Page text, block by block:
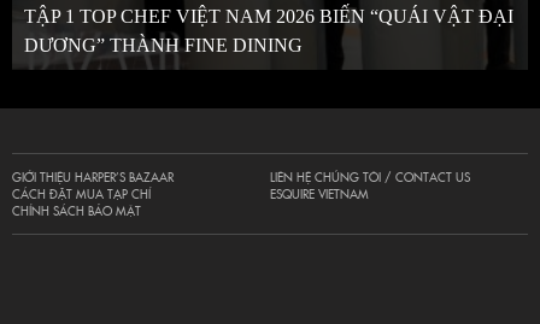
TẬP 1 TOP CHEF VIỆT NAM 2026 BIẾN “QUÁI VẬT ĐẠI
DƯƠNG” THÀNH FINE DINING
GIỚI THIỆU HARPER’S BAZAAR
CÁCH ĐẶT MUA TẠP CHÍ
CHÍNH SÁCH BẢO MẬT
LIÊN HỆ CHÚNG TÔI / CONTACT US
ESQUIRE VIETNAM